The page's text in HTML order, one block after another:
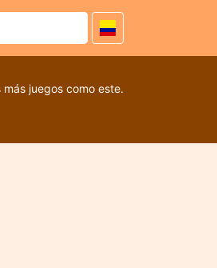
juegos como este.